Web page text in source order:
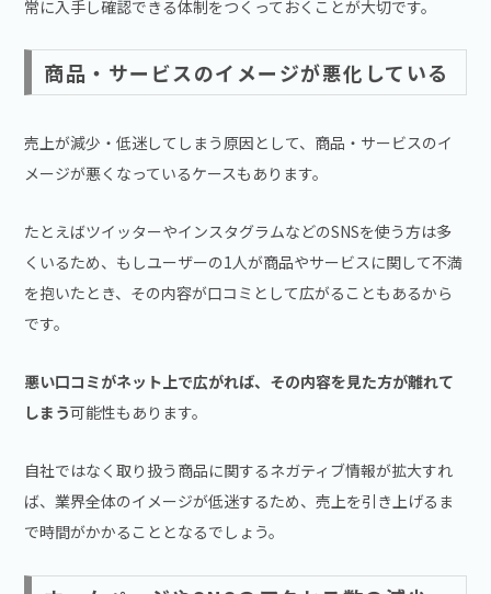
常に入手し確認できる体制をつくっておくことが大切です。
商品・サービスのイメージが悪化している
売上が減少・低迷してしまう原因として、商品・サービスのイ
メージが悪くなっているケースもあります。
たとえばツイッターやインスタグラムなどのSNSを使う方は多
くいるため、もしユーザーの1人が商品やサービスに関して不満
を抱いたとき、その内容が口コミとして広がることもあるから
です。
悪い口コミがネット上で広がれば、その内容を見た方が離れて
しまう可能性もあります。
自社ではなく取り扱う商品に関するネガティブ情報が拡大すれ
ば、業界全体のイメージが低迷するため、売上を引き上げるま
で時間がかかることとなるでしょう。